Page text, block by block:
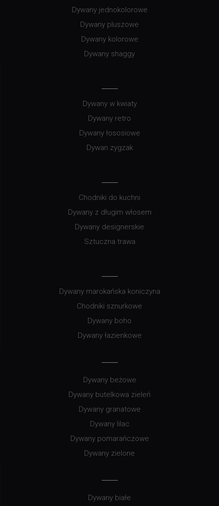
Dywany jednokolorowe
Dywany pluszowe
Dywany kolorowe
Dywany shaggy
Dywany w kwiaty
Dywany retro
Dywany łososiowe
Dywan zygzak
Chodniki do kuchni
Dywany z długim włosem
Dywany designerskie
Sztuczna trawa
Dywany marokańska koniczyna
Chodniki sznurkowe
Dywany boho
Dywany łazienkowe
Dywany beżowe
Dywany butelkowa zieleń
Dywany granatowe
Dywany lilac
Dywany pomarańczowe
Dywany zielone
Dywany białe